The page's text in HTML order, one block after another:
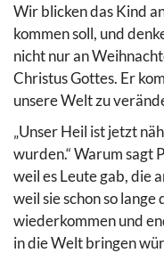
Wir blicken das Kind
kommen soll, und
nicht nur an
Christus Gottes. Er
unsere Welt zu
„Unser Heil ist jetzt
wurden.“ Warum sagt
weil es Leute gab, die
weil sie schon so
wiederkommen und
in die Welt bringen